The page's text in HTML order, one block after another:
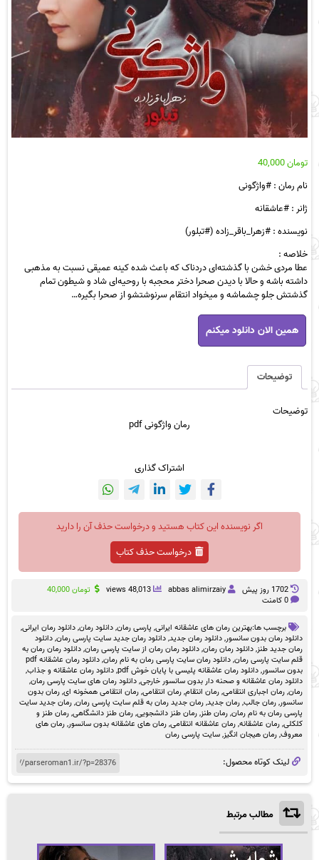
تومان40,000
نام رمان : #واژگونی
ژانر : #عاشقانه
نویسنده : #زهرا_باقر_زاده (#تبلور)
خلاصه :
عطا مردی خشن با گذشته‌ای دردناک که باعث شده کینه عمیقی نسبت به مذهبی
داشته باشه و حالا با دیدن صحرا دختر محجبه با روحیه‌ای شاد و شیطون تمام
گذشتش جلو چشماشه و میخواد انتقام سرنوشتشو از صحرا بگیره…
رمان
واژگونی
pdf
همین الان دانلود میکنم
توضیحات
توضیحات
رمانواژگونی
اشتراک گذاری
اگر نویسنده این کتاب هستید و درخواست حذف آن را دارید
درخواست حذف کتاب
1702 روز پيش abbas alimirzaiy
48,013 views تومان40,000
0 کامنت
برچسب ها:بهترین رمان های عاشقانه ایرانی, پارسی رمان,دانلود رمان,دانلود رمان ایرانی,
دانلود رمان بدون سانسور,دانلود رمان جدید,دانلود رمان جدید سایت پارسی رمان,دانلود
رمان جدید طنز,دانلود رمان رمان,دانلود رمان رمان از سایت پارسی رمان,دانلود رمان رمان به
قلم سایت پارسی رمان,دانلود رمان سایت پارسی رمان به نام رمان,
دانلود رمان عاشقانه pdf
بدون سانسور,دانلود رمان عاشقانه پلیسی با پایان خوش pdf ,دانلود رمان عاشقانه و جذاب,
دانلود رمان عاشقانه و صحنه دار بدون سانسور خارجی,دانلود رمان های سایت پارسی رمان,
رمان,رمان اجباری انتقامی,رمان انتقام,رمان انتقامی,رمان انتقامی همخونه ای,رمان بدون
سانسور,رمان جالب,رمان جدید,رمان جدید رمان به قلم سایت پارسی رمان,رمان جدید سایت
پارسی رمان به نام رمان,رمان طنز,رمان طنز دانشجویی,رمان طنز دانشگاهی,رمان طنز و
کلکلی,رمان عاشقانه,رمان عاشقانه انتقامی,رمان های عاشقانه بدون سانسور,رمان های
معروف,رمان هیجان انگیز,سایت پارسی رمان
لینک کوتاه محصول:
مطالب مرتبط